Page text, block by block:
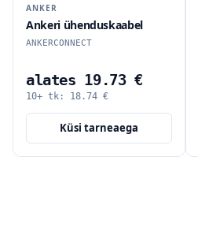
ANKER
Ankeri ühenduskaabel
ANKERCONNECT
alates 19.73 €
10+ tk: 18.74 €
Küsi tarneaega